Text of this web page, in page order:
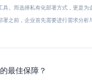
。而选择私有化部署方式，更是
之前，企业首先需要进行需求分
最佳保障？